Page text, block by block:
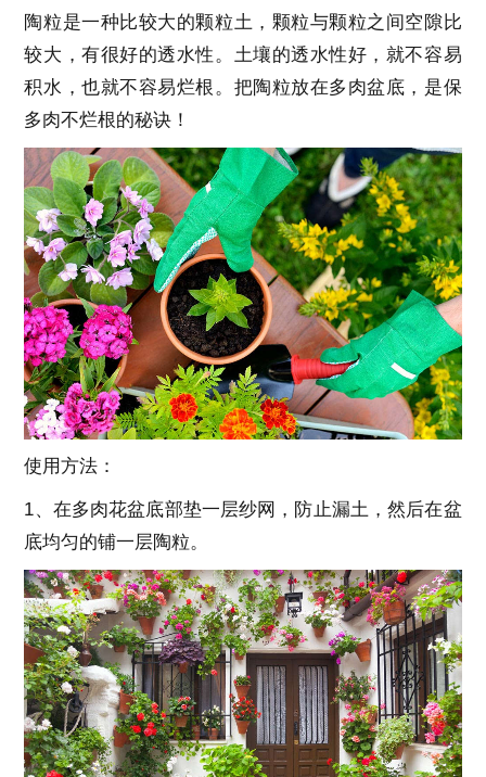
陶粒是一种比较大的颗粒土，颗粒与颗粒之间空隙比
较大，有很好的透水性。土壤的透水性好，就不容易
积水，也就不容易烂根。把陶粒放在多肉盆底，是保
多肉不烂根的秘诀！
使用方法：
1、在多肉花盆底部垫一层纱网，防止漏土，然后在盆
底均匀的铺一层陶粒。